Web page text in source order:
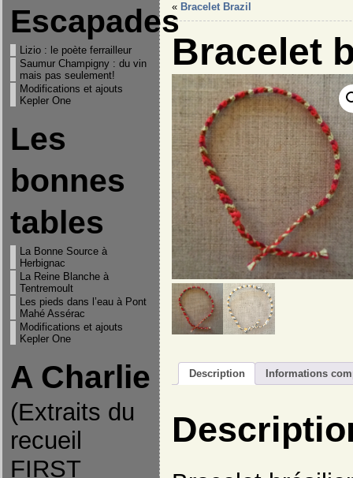
Escapades
Lizio : le poète ferrailleur
Saumur Champigny : du vin
mais pas seulement!
Modifications et ajouts
Kepler One
Les
bonnes
tables
La Bonne Source à
Herbignac
La Reine Blanche à
Tentremoult
Les pieds dans l’eau à Pont
Mahé Assérac
Modifications et ajouts
Kepler One
A Charlie
(Extraits du
recueil
FIRST
« Bracelet Brazil
Bracelet
Description Informations